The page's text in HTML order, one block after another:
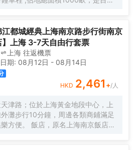
園林為主調，
古色古香、花草蘢葱、鳥語花香 配
化、人性化的服務。
江都城經典上海南京路步行街南京
】上海 3-7天自由行套票
上海 往返機票
期: 08月12日 - 08月14日
HKD 2,461 +/人
津路；位於上海黃金地段中心，上
灘步行10分鐘，周邊各類商鋪滿足
方便。 飯店，原名上海南京飯店。